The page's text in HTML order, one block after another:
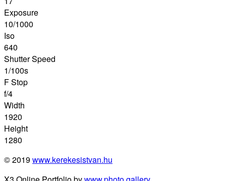
Exposure
10/1000
Iso
640
Shutter Speed
1/100s
F Stop
f/4
Width
1920
Height
1280
© 2019www.kerekesistvan.hu